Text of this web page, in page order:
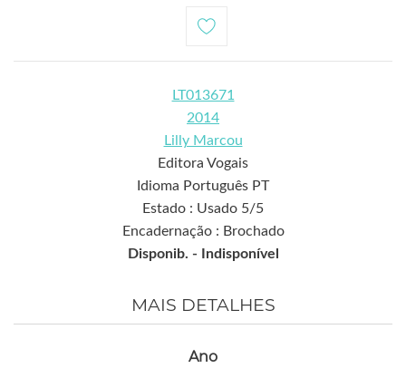
LT013671
2014
Lilly Marcou
Editora Vogais
Idioma Português PT
Estado : Usado 5/5
Encadernação : Brochado
Disponib. -
Indisponível
MAIS DETALHES
Ano